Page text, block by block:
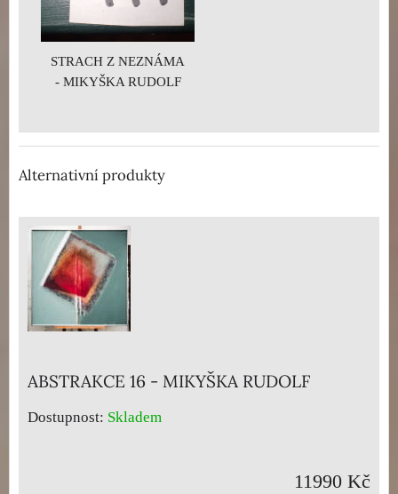
STRACH Z NEZNÁMA
- MIKYŠKA RUDOLF
Alternativní produkty
ABSTRAKCE 16 - MIKYŠKA RUDOLF
Dostupnost: Skladem
11990 Kč